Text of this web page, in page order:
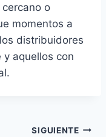
o
momentos a
distribuidores
aquellos con
SIGUIENTE